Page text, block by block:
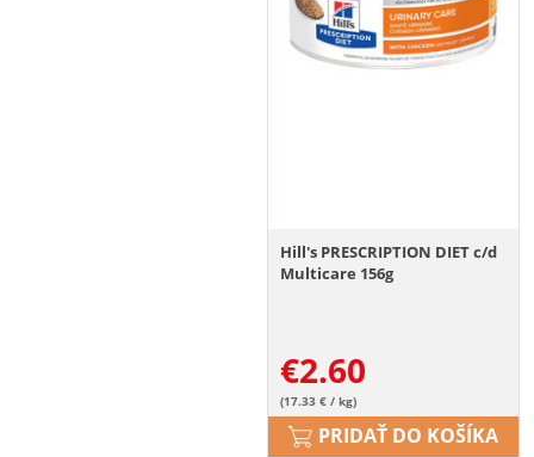
Hill's PRESCRIPTION DIET c/d
Multicare 156g
€2.60
(17.33 € / kg)
PRIDAŤ DO KOŠÍKA